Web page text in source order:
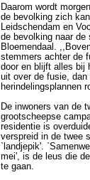
Daarom wordt
de bevolking zich
Leidschendam en
de bevolking naar de
Bloemendaal.
stemmers achter de
door en blijft alles bij
uit over de fusie, dan
herindelingsplannen
De inwoners van de
grootscheepse
residentie is
verspreid in de twee
`landjepik'.
mei', is de leus die
te gaan.